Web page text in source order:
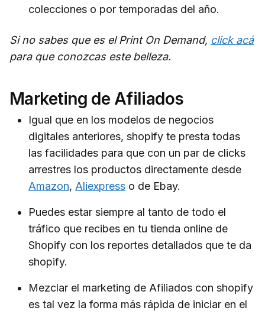
colecciones o por temporadas del año.
Si no sabes que es el Print On Demand, click acá
para que conozcas este belleza.
Marketing de Afiliados
Igual que en los modelos de negocios
digitales anteriores, shopify te presta todas
las facilidades para que con un par de clicks
arrestres los productos directamente desde
Amazon, Aliexpress o de Ebay.
Puedes estar siempre al tanto de todo el
tráfico que recibes en tu tienda online de
Shopify con los reportes detallados que te da
shopify.
Mezclar el marketing de Afiliados con shopify
es tal vez la forma más rápida de iniciar en el